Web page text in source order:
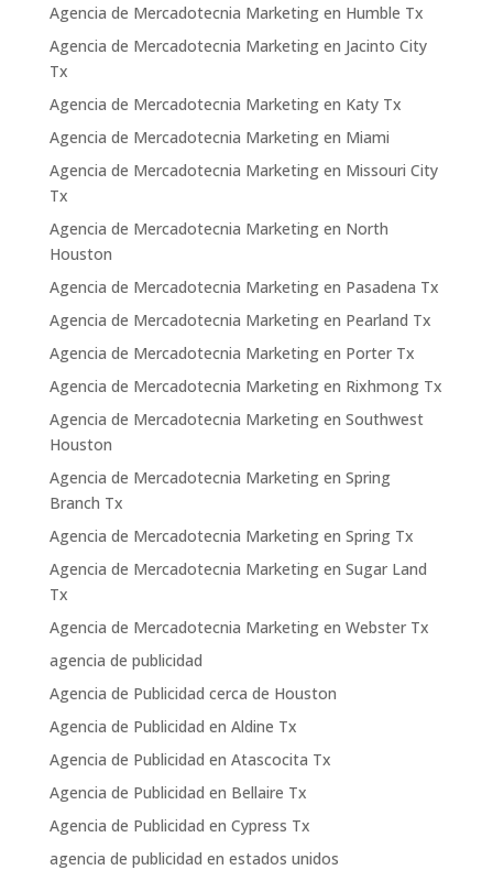
Agencia de Mercadotecnia Marketing en Humble Tx
Agencia de Mercadotecnia Marketing en Jacinto City
Tx
Agencia de Mercadotecnia Marketing en Katy Tx
Agencia de Mercadotecnia Marketing en Miami
Agencia de Mercadotecnia Marketing en Missouri City
Tx
Agencia de Mercadotecnia Marketing en North
Houston
Agencia de Mercadotecnia Marketing en Pasadena Tx
Agencia de Mercadotecnia Marketing en Pearland Tx
Agencia de Mercadotecnia Marketing en Porter Tx
Agencia de Mercadotecnia Marketing en Rixhmong Tx
Agencia de Mercadotecnia Marketing en Southwest
Houston
Agencia de Mercadotecnia Marketing en Spring
Branch Tx
Agencia de Mercadotecnia Marketing en Spring Tx
Agencia de Mercadotecnia Marketing en Sugar Land
Tx
Agencia de Mercadotecnia Marketing en Webster Tx
agencia de publicidad
Agencia de Publicidad cerca de Houston
Agencia de Publicidad en Aldine Tx
Agencia de Publicidad en Atascocita Tx
Agencia de Publicidad en Bellaire Tx
Agencia de Publicidad en Cypress Tx
agencia de publicidad en estados unidos